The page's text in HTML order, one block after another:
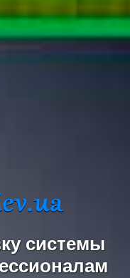
системы